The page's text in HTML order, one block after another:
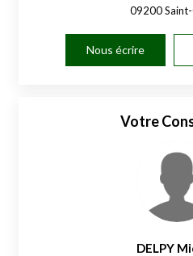
09200
Nous écrire
Votre
DELPY